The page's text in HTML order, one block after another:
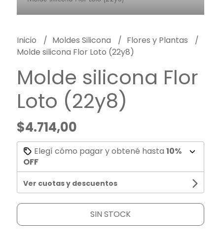
Inicio Moldes Silicona
Flores y Plantas
Molde silicona Flor Loto (22y8)
Molde silicona Flor
Loto (22y8)
$4.714,00
Elegí cómo pagar y obtené hasta 10%
OFF
Ver cuotas y descuentos
SIN STOCK